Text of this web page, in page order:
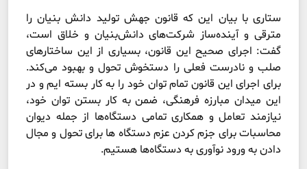
ستاری با بیان این که قانون جهش تولید دانش بنیان را
مترقی و آینده‌ساز شرکت‌های دانش‌بنیان و خلاق است،
گفت: اجرای صحیح این قانون، بسیاری از این ساختارهای
صلب و نادرست فعلی را دستخوش تحول و بهبود می‌کند.
برای اجرای این قانون تمام توان خود را به کار بسته ایم و در
این میدان مبارزه فرهنگی، ضمن به کار بستن توان خود،
نیازمند تعامل و همکاری تمامی دستگاه‌ها از جمله دیوان
محاسبات برای جزم کردن عزم دستگاه ها برای تحول و مجال
دادن به ورود نوآوری به دستگاه‌ها هستیم.